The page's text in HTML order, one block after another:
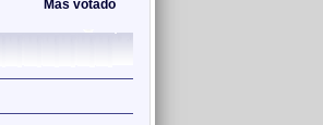
Más votado